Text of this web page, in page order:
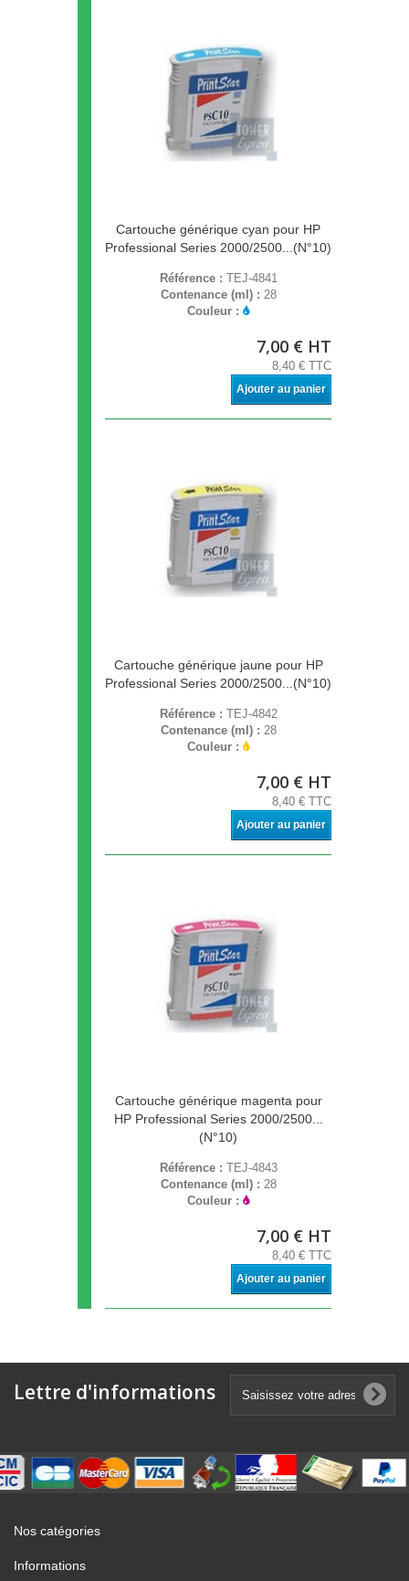
Cartouche générique cyan pour HP
Professional Series 2000/2500...(N°10)
Référence : TEJ-4841
Contenance (ml) : 28
Couleur :
7,00 € HT
8,40 € TTC
Ajouter au panier
Cartouche générique jaune pour HP
Professional Series 2000/2500...(N°10)
Référence : TEJ-4842
Contenance (ml) : 28
Couleur :
7,00 € HT
8,40 € TTC
Ajouter au panier
Cartouche générique magenta pour
HP Professional Series 2000/2500...
(N°10)
Référence : TEJ-4843
Contenance (ml) : 28
Couleur :
7,00 € HT
8,40 € TTC
Ajouter au panier
Lettre d'informations
Nos catégories
Informations